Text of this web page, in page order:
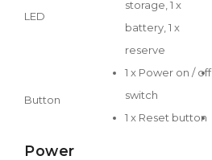
LED
storage, 1 x
battery, 1 x
reserve
Button
1 x Power on / off
switch
1 x Reset button
Power